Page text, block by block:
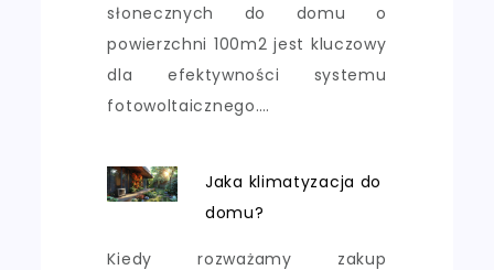
słonecznych do domu o
powierzchni 100m2 jest kluczowy
dla efektywności systemu
fotowoltaicznego.…
Jaka klimatyzacja do
domu?
Kiedy rozważamy zakup